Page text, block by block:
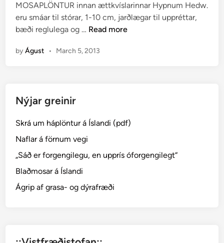
e
d
i
MOSAPLÖNTUR innan ættkvíslarinnar Hypnum Hedw.
eru smáar til stórar, 1-10 cm, jarðlægar til uppréttar,
bæði reglulega og … H
p
a
o
a
Read more
byÁgust • March 5, 2013
Nýjar greinir
Skrá um háplöntur á Íslandi (pdf)
Naflar á förnum vegi
„Sáð er forgengilegu, en upprís óforgengilegt“
Blaðmosar á Íslandi
Ágrip af grasa- og dýrafræði